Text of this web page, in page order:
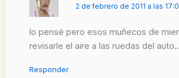
2 de febrero de 2011 a las
lo pensé pero esos muñecos de
revisarle el aire a las ruedas del
Responder